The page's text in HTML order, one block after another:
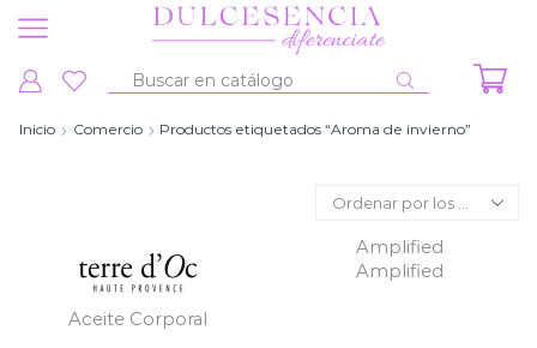
Entrada
búsqueda
Inicio Comercio Productos etiquetados “Aroma de invierno”
Aceite Corporal
Amplified
Amplified